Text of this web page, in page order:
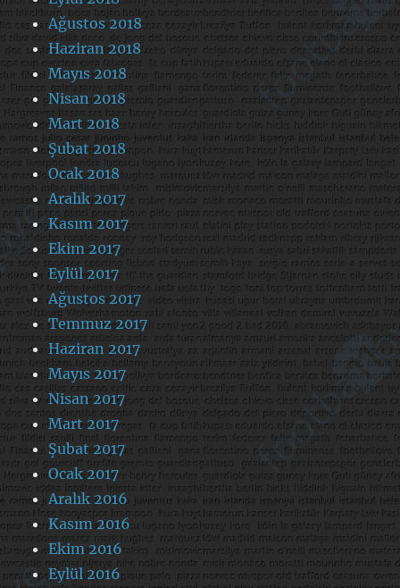
Ağustos 2018
Haziran 2018
Mayıs 2018
Nisan 2018
Mart 2018
Şubat 2018
Ocak 2018
Aralık 2017
Kasım 2017
Ekim 2017
Eylül 2017
Ağustos 2017
Temmuz 2017
Haziran 2017
Mayıs 2017
Nisan 2017
Mart 2017
Şubat 2017
Ocak 2017
Aralık 2016
Kasım 2016
Ekim 2016
Eylül 2016